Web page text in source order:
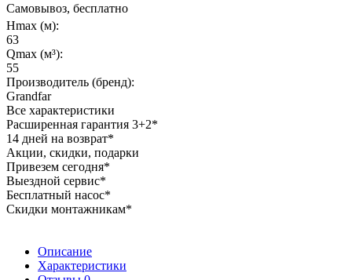
Самовывоз, бесплатно
Hmax (м):
63
Qmax (м³):
55
Производитель (бренд):
Grandfar
Все характеристики
Расширенная гарантия 3+2*
14 дней на возврат*
Акции, скидки, подарки
Привезем сегодня*
Выездной сервис*
Бесплатный насос*
Скидки монтажникам*
Описание
Характеристики